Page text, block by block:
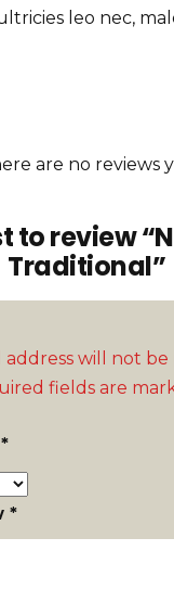
leo nec,
are no reviews
to review
Traditional”
address will not
fields are
*
*